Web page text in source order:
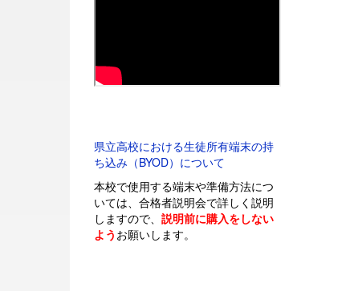
県立高校における生徒所有端末の持
ち込み（BYOD）について
本校で使用する端末や準備方法につ
いては、合格者説明会で詳しく説明
しますので、 説明前に購入をしない
よう お願いします。